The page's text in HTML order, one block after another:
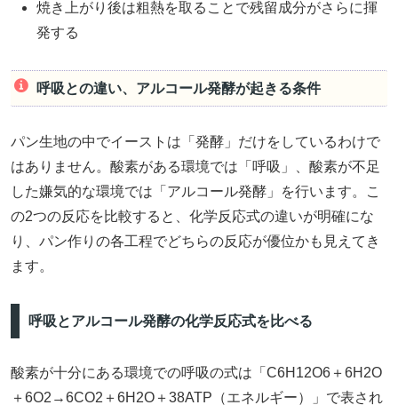
焼き上がり後は粗熱を取ることで残留成分がさらに揮
発する
呼吸との違い、アルコール発酵が起きる条件
パン生地の中でイーストは「発酵」だけをしているわけで
はありません。酸素がある環境では「呼吸」、酸素が不足
した嫌気的な環境では「アルコール発酵」を行います。こ
の2つの反応を比較すると、化学反応式の違いが明確にな
り、パン作りの各工程でどちらの反応が優位かも見えてき
ます。
呼吸とアルコール発酵の化学反応式を比べる
酸素が十分にある環境での呼吸の式は「C6H12O6＋6H2O
＋6O2→6CO2＋6H2O＋38ATP（エネルギー）」で表され